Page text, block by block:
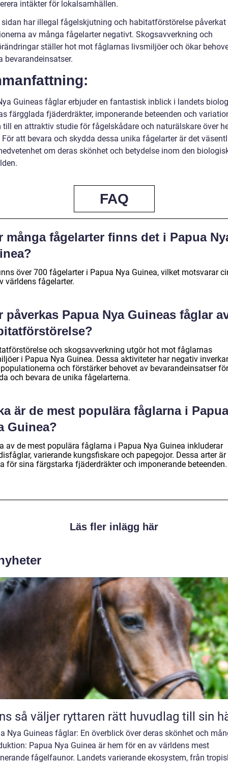
intäkter för lokalsamhällen.
sidan har illegal fågelskjutning och habitatförstörelse påverkat
av många fågelarter negativt. Skogsavverkning och
ställer hot mot fåglarnas livsmiljöer och ökar
bevarandeinsatser.
Guineas fåglar erbjuder en fantastisk inblick i landets
färgglada fjäderdräkter, imponerande beteenden och
till en attraktiv studie för fågelskådare och naturälskare över
För att bevara och skydda dessa unika fågelarter är det
om deras skönhet och betydelse inom den
FAQ
många fågelarter finns det i Papua
över 700 fågelarter i Papua Nya Guinea, vilket motsvarar
världens fågelarter.
påverkas Papua Nya Guineas fåglar
och skogsavverkning utgör hot mot fåglarnas
i Papua Nya Guinea. Dessa aktiviteter har negativ
och förstärker behovet av bevarandeinsatser
och bevara de unika fågelarterna.
är de mest populära fåglarna i Papua
Guinea?
av de mest populära fåglarna i Papua Nya Guinea inkluderar
varierande kungsfiskare och papegojor. Dessa arter är
för sina färgstarka fjäderdräkter och imponerande beteenden.
Läs fler inlägg här
Träns så väljer ryttaren rätt huvudlag till sin
Nya Guineas fåglar: En överblick över deras skönhet och
Papua Nya Guinea är hem för en av världens mest
fågelfaunor. Landets varierande ekosystem, från